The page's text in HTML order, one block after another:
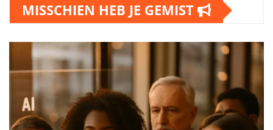
MISSCHIEN HEB JE GEMIST